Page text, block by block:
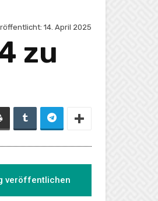
14. April 2025
zu
veröffentlichen